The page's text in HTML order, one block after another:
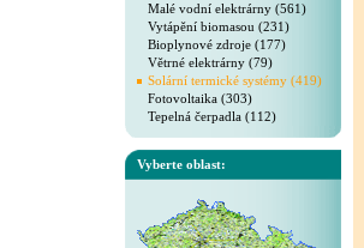
Malé vodní elektrárny (561)
Vytápění biomasou (231)
Bioplynové zdroje (177)
Větrné elektrárny (79)
Solární termické systémy (419)
Fotovoltaika (303)
Tepelná čerpadla (112)
Vyberte oblast: